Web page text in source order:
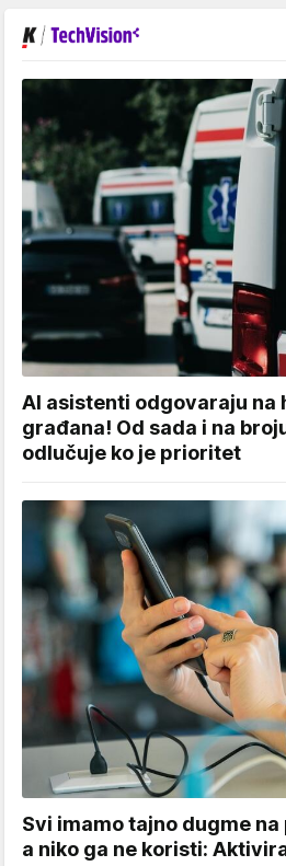
AI asistenti odgovaraju na
građana! Od sada i na
odlučuje ko je prioritet
Svi imamo tajno dugme
a niko ga ne koristi: